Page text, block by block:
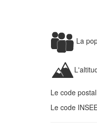
La
Le code
Le code